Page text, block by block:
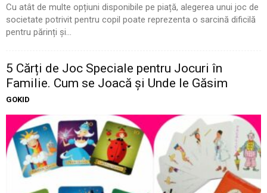
Cu atât de multe opțiuni disponibile pe piață, alegerea unui joc de
societate potrivit pentru copil poate reprezenta o sarcină dificilă
pentru părinți și...
5 Cărți de Joc Speciale pentru Jocuri în
Familie. Cum se Joacă și Unde le Găsim
GOKID